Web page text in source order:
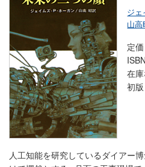
ジェ
山高
定価
ISBN
在
初版
人工知能を研究しているダイアー